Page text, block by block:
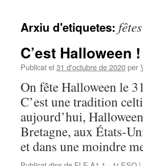
Arxiu d'etiquetes: fêtes
C’est Halloween !
Publicat el 31 d'octubre de 2020per
On fête Halloween le
C’est une tradition
aujourd’hui,
Bretagne, aux États-
et dans une moindre